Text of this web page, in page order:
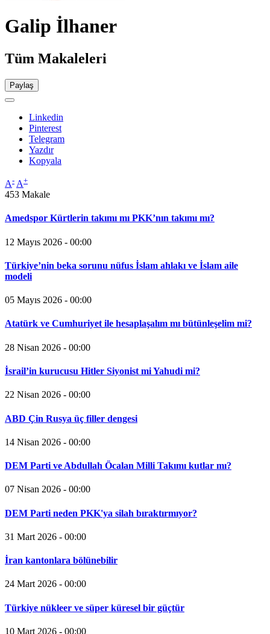
Galip İlhaner
Tüm Makaleleri
Paylaş
Linkedin
Pinterest
Telegram
Yazdır
Kopyala
A- A+
453 Makale
Amedspor Kürtlerin takımı mı PKK’nın takımı mı?
12 Mayıs 2026 - 00:00
Türkiye’nin beka sorunu nüfus İslam ahlakı ve İslam aile
modeli
05 Mayıs 2026 - 00:00
Atatürk ve Cumhuriyet ile hesaplaşalım mı bütünleşelim mi?
28 Nisan 2026 - 00:00
İsrail’in kurucusu Hitler Siyonist mi Yahudi mi?
22 Nisan 2026 - 00:00
ABD Çin Rusya üç filler dengesi
14 Nisan 2026 - 00:00
DEM Parti ve Abdullah Öcalan Milli Takımı kutlar mı?
07 Nisan 2026 - 00:00
DEM Parti neden PKK'ya silah bıraktırmıyor?
31 Mart 2026 - 00:00
İran kantonlara bölünebilir
24 Mart 2026 - 00:00
Türkiye nükleer ve süper küresel bir güçtür
10 Mart 2026 - 00:00